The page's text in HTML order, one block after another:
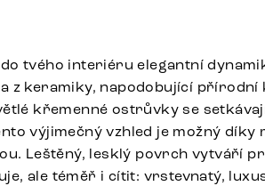
tvého interiéru elegantní
z keramiky, napodobující přírodní
křemenné ostrůvky se
výjimečný vzhled je možný díky
Leštěný, lesklý povrch vytváří
ale téměř i cítit: vrstevnatý,